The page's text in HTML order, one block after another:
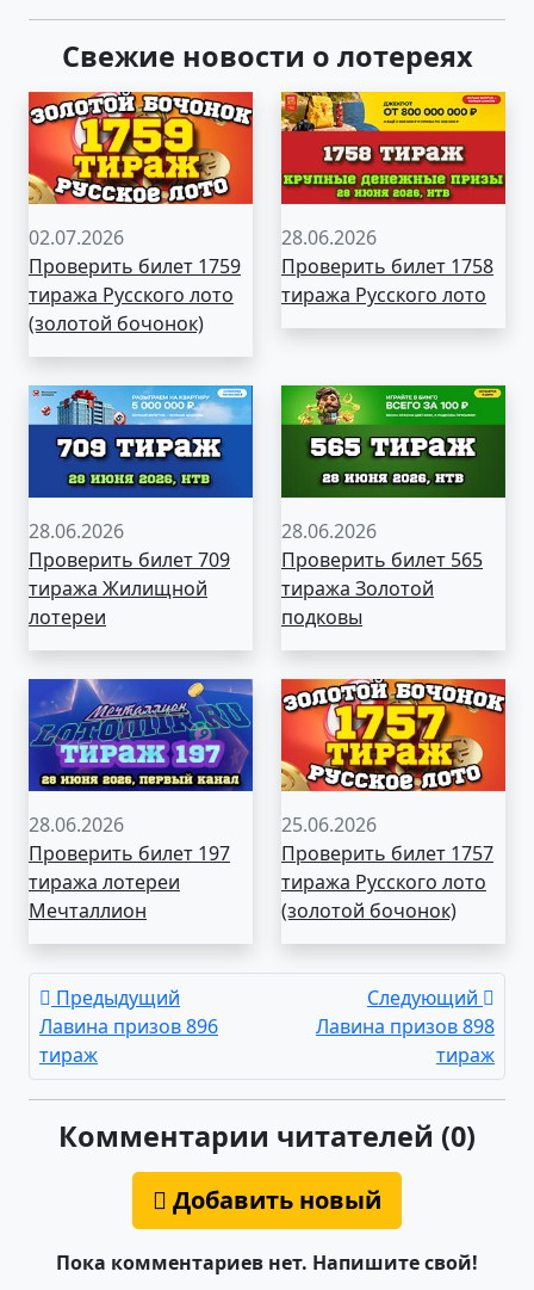
Свежие новости о лотереях
02.07.2026
Проверить билет 1759
тиража Русского лото
(золотой бочонок)
28.06.2026
Проверить билет 1758
тиража Русского лото
28.06.2026
Проверить билет 709
тиража Жилищной
лотереи
28.06.2026
Проверить билет 565
тиража Золотой
подковы
28.06.2026
Проверить билет 197
тиража лотереи
Мечталлион
25.06.2026
Проверить билет 1757
тиража Русского лото
(золотой бочонок)
Предыдущий
Лавина призов 896
тираж
Следующий
Лавина призов 898
тираж
Комментарии читателей (0)
Добавить новый
Пока комментариев нет. Напишите свой!